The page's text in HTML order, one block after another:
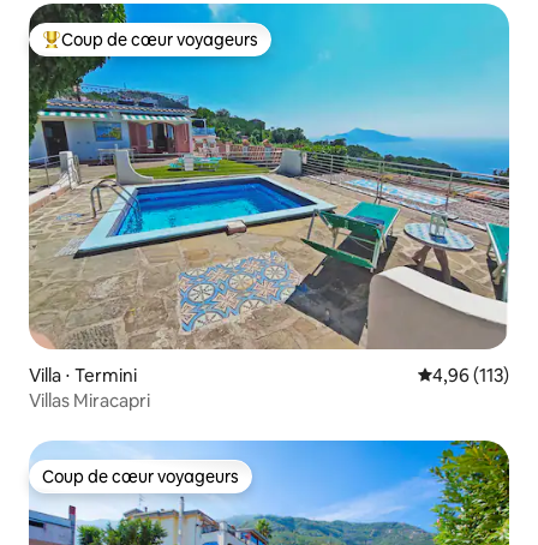
Coups de cœur voyageurs les plus appréciés
Coup de cœur voyageurs
Villa ⋅ Termini Évaluation
4,96 (113)
Villas Miracapri
Coup de cœur voyageurs
Coup de cœur voyageurs